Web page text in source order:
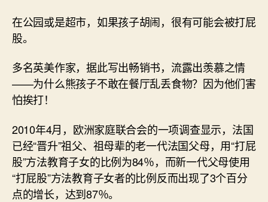
在公园或是超市，如果孩子胡闹，很有可能会被打屁
股。
多名英美作家，据此写出畅销书，流露出羡慕之情
——为什么熊孩子不敢在餐厅乱丢食物？因为他们害
怕挨打！
2010年4月，欧洲家庭联合会的一项调查显示，法国
已经“晋升”祖父、祖母辈的老一代法国父母，用“打屁
股”方法教育子女的比例为84％，而新一代父母使用
“打屁股”方法教育子女者的比例反而出现了3个百分
点的增长，达到87％。